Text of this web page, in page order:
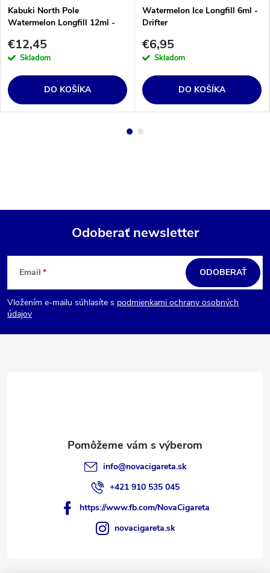
Kabuki North Pole
Watermelon Longfill 12ml -
€12,45
Skladom
DO KOŠÍKA
Watermelon Ice Longfill 6ml -
Drifter
€6,95
Skladom
DO KOŠÍKA
Z
p
t
Odoberať newsletter
Email
Vložením e-mailu súhlasíte s podmienkami ochrany osobných
údajov
ODOBERAŤ
info@novacigareta.sk
+421 910 535 045
https://www.fb.com/NovaCigareta
novacigareta.sk